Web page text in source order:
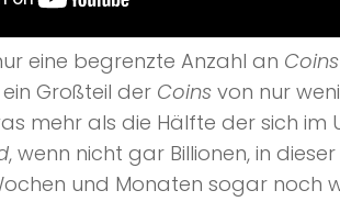
eine begrenzte Anzahl an Coins
Großteil der Coins von nur
mehr als die Hälfte der sich im
, wenn nicht gar Billionen, in
und Monaten sogar noch